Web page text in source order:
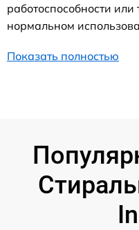
работоспособности
нормальном
Показать полностью